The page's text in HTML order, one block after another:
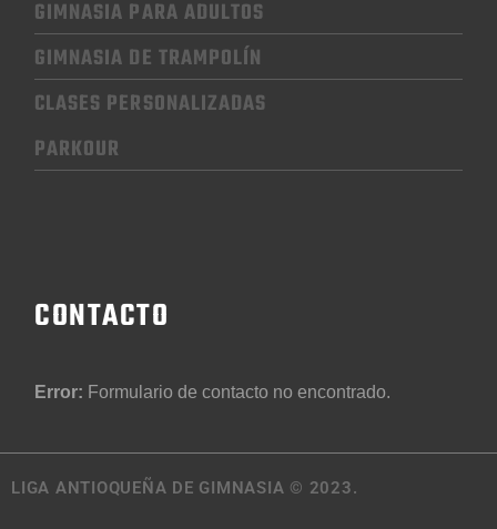
GIMNASIA PARA ADULTOS
GIMNASIA DE TRAMPOLÍN
CLASES PERSONALIZADAS
PARKOUR
CONTACTO
Error: Formulario de contacto no encontrado.
LIGA ANTIOQUEÑA DE GIMNASIA © 2023.